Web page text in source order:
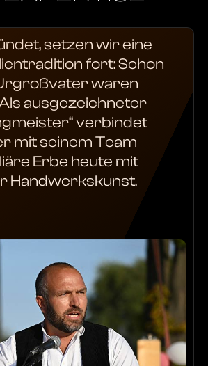
setzen wir eine
fort: Schon
waren
ausgezeichneter
verbindet
mit seinem Team
Erbe heute mit
Handwerkskunst.